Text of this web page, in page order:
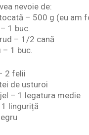
nevoie de:
– 500 g (eu am
1 buc.
– 1/2 cană
1 buc.
2 felii
de usturoi
– 1 legatura medie
1 linguriță